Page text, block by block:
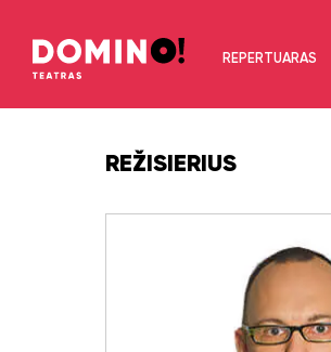
REPERTUARAS
REŽISIERIUS